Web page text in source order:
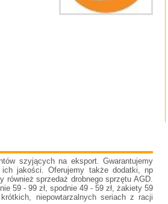
szyjących na eksport. Gwarantujemy
jakości. Oferujemy także dodatki, np
również sprzedaż drobnego sprzętu AGD.
59 - 99 zł, spodnie 49 - 59 zł, żakiety 59
niepowtarzalnych seriach z racji